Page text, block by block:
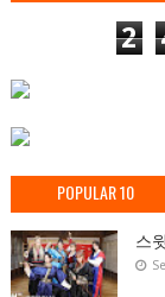
2
POPULAR 10
스